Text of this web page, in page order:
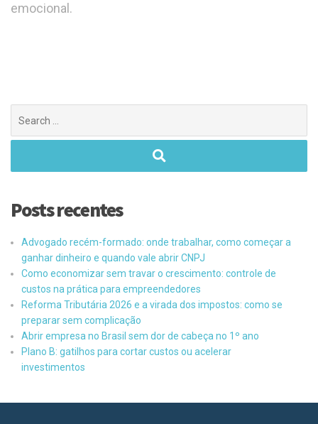
emocional.
Posts recentes
Advogado recém-formado: onde trabalhar, como começar a
ganhar dinheiro e quando vale abrir CNPJ
Como economizar sem travar o crescimento: controle de
custos na prática para empreendedores
Reforma Tributária 2026 e a virada dos impostos: como se
preparar sem complicação
Abrir empresa no Brasil sem dor de cabeça no 1º ano
Plano B: gatilhos para cortar custos ou acelerar
investimentos